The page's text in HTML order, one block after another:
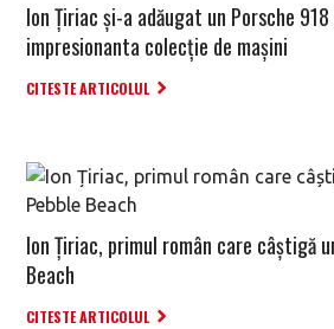
Ion Țiriac și-a adăugat un Porsche
impresionanta colecție de mașini
CITESTE ARTICOLUL
Ion Țiriac, primul român care câștigă
Beach
CITESTE ARTICOLUL